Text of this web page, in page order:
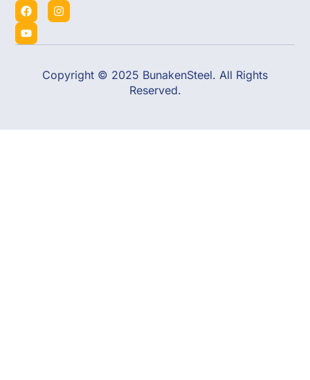
Copyright © 2025 BunakenSteel. All Rights
Reserved.